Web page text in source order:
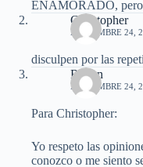
ENAMORADO,
Christopher
NOVIEMBRE 24,
disculpen por las
Ruben
NOVIEMBRE 24,
Para Christopher:
Yo respeto las
conozco o me siento